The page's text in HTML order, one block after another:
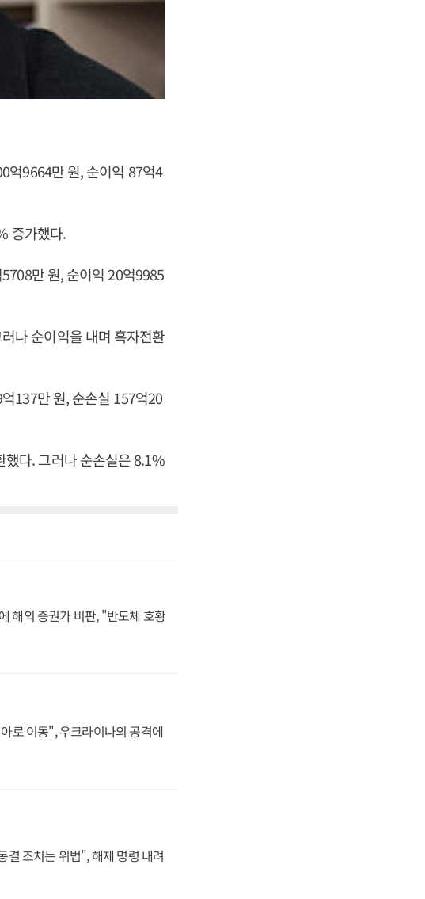
억9664만 원, 순이익 87억4
증가했다.
만 원, 순이익 20억9985
나 순이익을 내며 흑자전환
137만 원, 순손실 157억20
다. 그러나 순손실은 8.1%
해외 증권가 비판, "반도체 호황
로 이동", 우크라이나의 공격에
결 조치는 위법", 해제 명령 내려